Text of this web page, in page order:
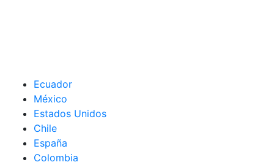
Ecuador
México
Estados Unidos
Chile
España
Colombia